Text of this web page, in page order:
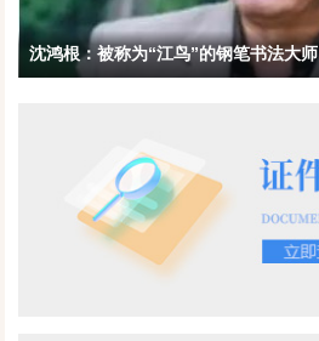
沈鸿根：被称为“江鸟”的钢笔书法大师